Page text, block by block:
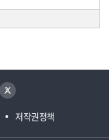
저작권정책
트위터